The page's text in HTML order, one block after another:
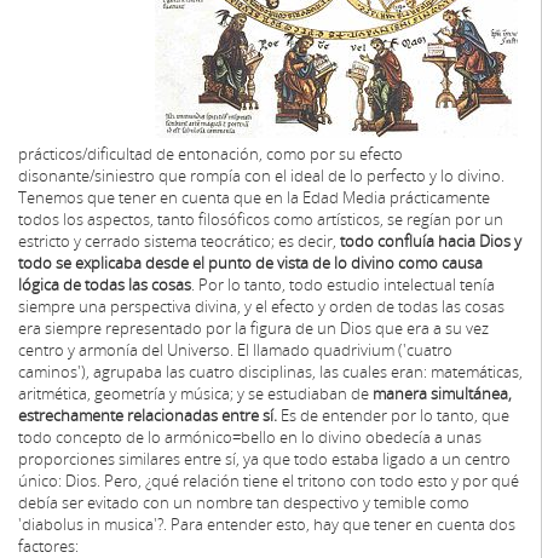
prácticos/dificultad de entonación, como por su efecto
disonante/siniestro que rompía con el ideal de lo perfecto y lo divino.
Tenemos que tener en cuenta que en la Edad Media prácticamente
todos los aspectos, tanto filosóficos como artísticos, se regían por un
estricto y cerrado sistema teocrático; es decir, todo confluía hacia Dios y
todo se explicaba desde el punto de vista de lo divino como causa
lógica de todas las cosas. Por lo tanto, todo estudio intelectual tenía
siempre una perspectiva divina, y el efecto y orden de todas las cosas
era siempre representado por la figura de un Dios que era a su vez
centro y armonía del Universo. El llamado quadrivium ('cuatro
caminos'), agrupaba las cuatro disciplinas, las cuales eran: matemáticas,
aritmética, geometría y música; y se estudiaban de manera simultánea,
estrechamente relacionadas entre sí. Es de entender por lo tanto, que
todo concepto de lo armónico=bello en lo divino obedecía a unas
proporciones similares entre sí, ya que todo estaba ligado a un centro
único: Dios. Pero, ¿qué relación tiene el tritono con todo esto y por qué
debía ser evitado con un nombre tan despectivo y temible como
'diabolus in musica'?. Para entender esto, hay que tener en cuenta dos
factores: